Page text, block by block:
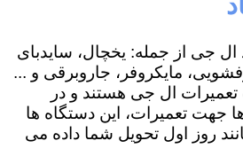
ال جی از جمله: یخچال، سایدبای
مایکروفر، جاروبرقی و ...
ال جی هستند و در
جهت تعمیرات، این دستگاه ها
روز اول تحویل شما داده می